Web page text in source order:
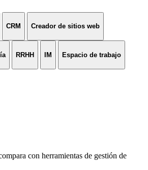
CRM Creador de sitios web
RRHH IM Espacio de trabajo
con herramientas de gestión de